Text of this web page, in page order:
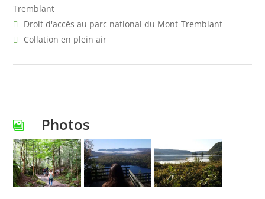
Tremblant
Droit d'accès au parc national du Mont-Tremblant
Collation en plein air
Photos